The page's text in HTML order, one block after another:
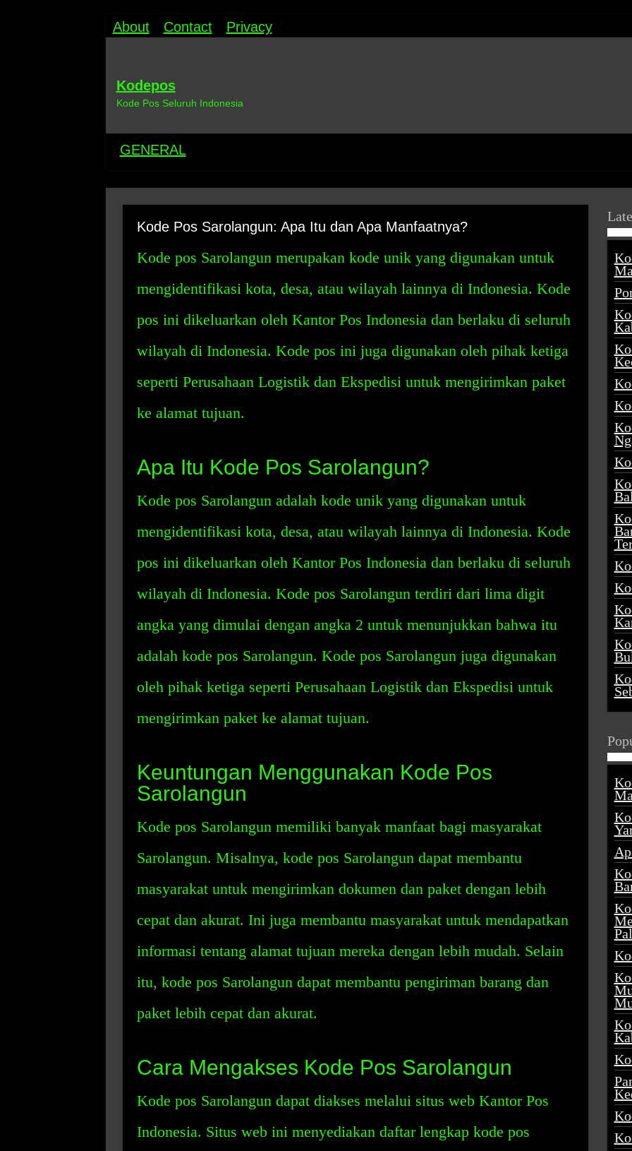
About Contact Privacy
Kodepos
Kode Pos Seluruh Indonesia
GENERAL
Kode Pos Sarolangun: Apa Itu dan Apa Manfaatnya?
Kode pos Sarolangun merupakan kode unik yang digunakan untuk
mengidentifikasi kota, desa, atau wilayah lainnya di Indonesia. Kode
pos ini dikeluarkan oleh Kantor Pos Indonesia dan berlaku di seluruh
wilayah di Indonesia. Kode pos ini juga digunakan oleh pihak ketiga
seperti Perusahaan Logistik dan Ekspedisi untuk mengirimkan paket
ke alamat tujuan.
Apa Itu Kode Pos Sarolangun?
Kode pos Sarolangun adalah kode unik yang digunakan untuk
mengidentifikasi kota, desa, atau wilayah lainnya di Indonesia. Kode
pos ini dikeluarkan oleh Kantor Pos Indonesia dan berlaku di seluruh
wilayah di Indonesia. Kode pos Sarolangun terdiri dari lima digit
angka yang dimulai dengan angka 2 untuk menunjukkan bahwa itu
adalah kode pos Sarolangun. Kode pos Sarolangun juga digunakan
oleh pihak ketiga seperti Perusahaan Logistik dan Ekspedisi untuk
mengirimkan paket ke alamat tujuan.
Keuntungan Menggunakan Kode Pos
Sarolangun
Kode pos Sarolangun memiliki banyak manfaat bagi masyarakat
Sarolangun. Misalnya, kode pos Sarolangun dapat membantu
masyarakat untuk mengirimkan dokumen dan paket dengan lebih
cepat dan akurat. Ini juga membantu masyarakat untuk mendapatkan
informasi tentang alamat tujuan mereka dengan lebih mudah. Selain
itu, kode pos Sarolangun dapat membantu pengiriman barang dan
paket lebih cepat dan akurat.
Cara Mengakses Kode Pos Sarolangun
Kode pos Sarolangun dapat diakses melalui situs web Kantor Pos
Indonesia. Situs web ini menyediakan daftar lengkap kode pos